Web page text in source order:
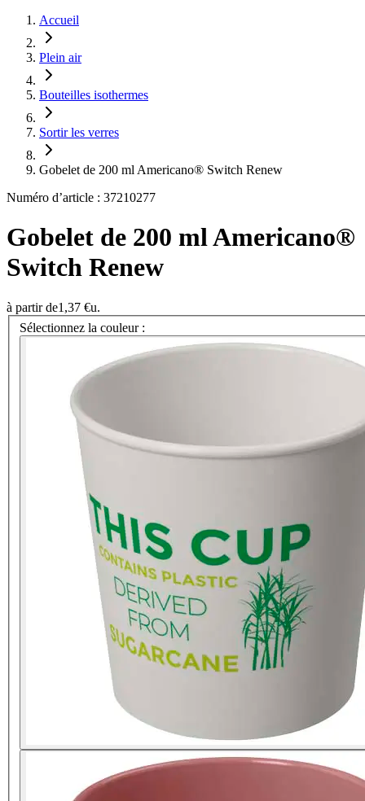
Accueil
Plein air
Bouteilles isothermes
Sortir les verres
Gobelet de 200 ml Americano® Switch Renew
Numéro d’article : 37210277
Gobelet de 200 ml Americano®
Switch Renew
à partir de1,37 €u.
Sélectionnez la couleur :